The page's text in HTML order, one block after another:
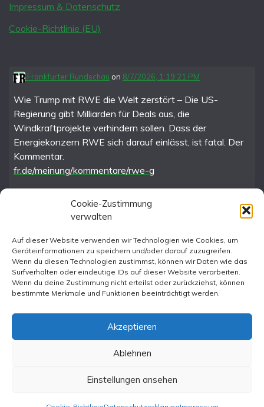
Cookie-Zustimmung
verwalten
Auf dieser Website verwenden wir Technologien wie Cookies, um
Geräteinformationen zu speichern und/oder darauf zuzugreifen.
Wenn du diesen Technologien zustimmst, können wir Daten wie das
Surfverhalten oder eindeutige IDs auf dieser Website verarbeiten.
Wenn du deine Zustimmung nicht erteilst oder zurückziehst, können
bestimmte Merkmale und Funktionen beeinträchtigt werden.
Akzeptieren
Ablehnen
Einstellungen ansehen
Impressum & Datenschutz
Cookie-Richtlinie (EU)
Frankfurter Rundschau on 8/7/2026, 1:19:21 PM
Wie Trump mit RWE die Welt zerstört – Die US-
Regierung gibt Milliarden für Deals aus, die
Windkraftprojekte verhindern sollen. Dass der
Energiekonzern RWE sich darauf einlässt, ist fatal. Der
Kommentar.
fr.de/meinung/kommentare/rwe-g
Instagram
Proudly powered by WordPress
|